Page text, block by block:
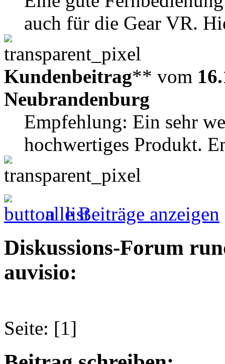
auch für die Gear VR.
Kundenbeitrag** vom
Neubrandenburg
Empfehlung: Ein sehr
hochwertiges Produkt.
alle Beiträge anzeigen
Diskussions-Forum
auvisio:
Seite: [1]